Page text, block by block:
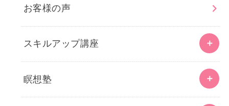
お客様の声
スキルアップ講座
瞑想塾